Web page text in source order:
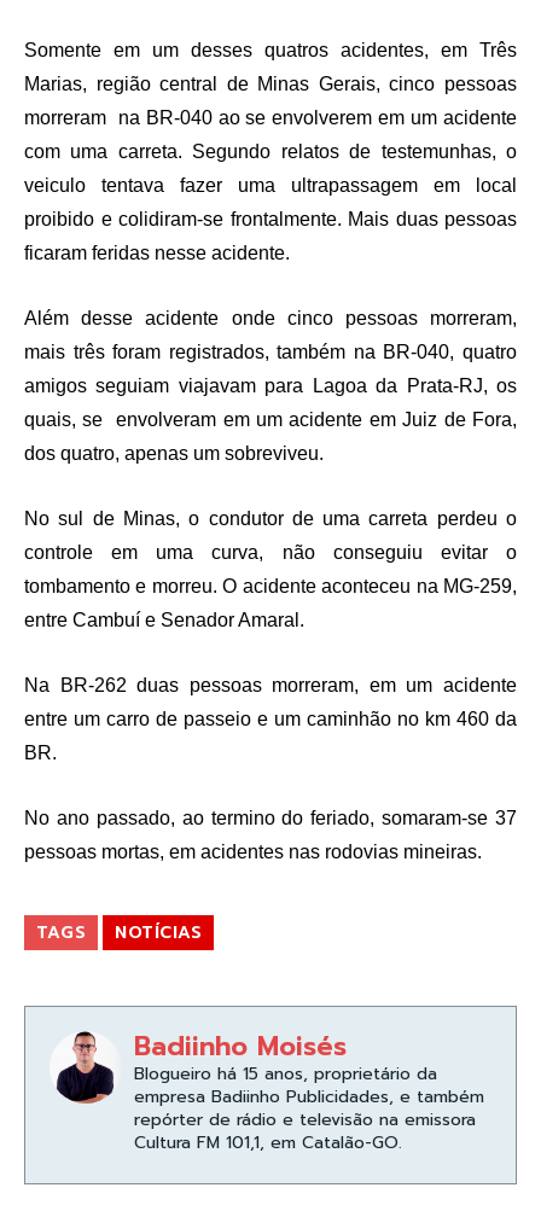
Somente em um desses quatros acidentes, em Três
Marias, região central de Minas Gerais, cinco pessoas
morreram na BR-040 ao se envolverem em um acidente
com uma carreta. Segundo relatos de testemunhas, o
veiculo tentava fazer uma ultrapassagem em local
proibido e colidiram-se frontalmente. Mais duas pessoas
ficaram feridas nesse acidente.
Além desse acidente onde cinco pessoas morreram,
mais três foram registrados, também na BR-040, quatro
amigos seguiam viajavam para Lagoa da Prata-RJ, os
quais, se envolveram em um acidente em Juiz de Fora,
dos quatro, apenas um sobreviveu.
No sul de Minas, o condutor de uma carreta perdeu o
controle em uma curva, não conseguiu evitar o
tombamento e morreu. O acidente aconteceu na MG-259,
entre Cambuí e Senador Amaral.
Na BR-262 duas pessoas morreram, em um acidente
entre um carro de passeio e um caminhão no km 460 da
BR.
No ano passado, ao termino do feriado, somaram-se 37
pessoas mortas, em acidentes nas rodovias mineiras.
TAGS NOTÍCIAS
Badiinho Moisés
Blogueiro há 15 anos, proprietário da
empresa Badiinho Publicidades, e também
repórter de rádio e televisão na emissora
Cultura FM 101,1, em Catalão-GO.